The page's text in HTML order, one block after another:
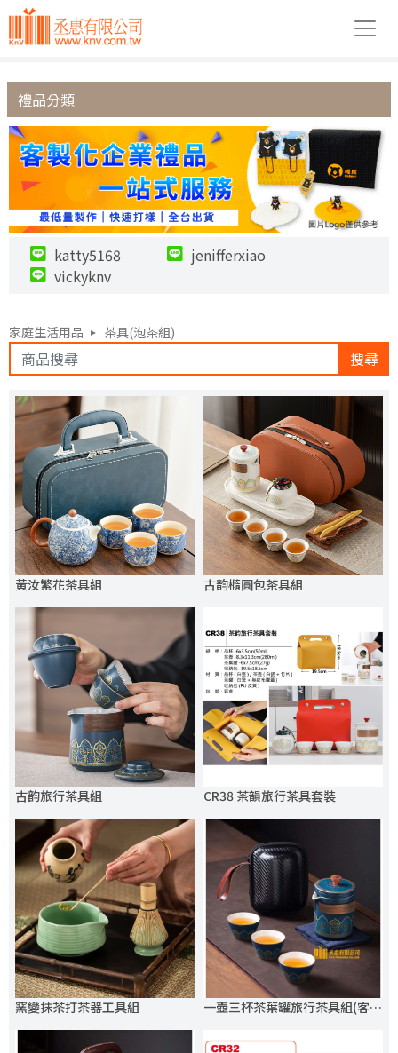
禮品分類
katty5168
jenifferxiao
vickyknv
家庭生活用品 茶具(泡茶組)
搜尋
黃汝繁花茶具組 古韵橢圓包茶具組
古韵旅行茶具組 CR38 茶韻旅行茶具套裝
窯變抹茶打茶器工具組 一壺三杯茶葉罐旅行茶具組(客製化logo) (2)